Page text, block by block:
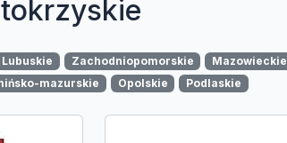
Lubuskie Zachodniopomorskie Mazowieckie
mazurskie Opolskie Podlaskie